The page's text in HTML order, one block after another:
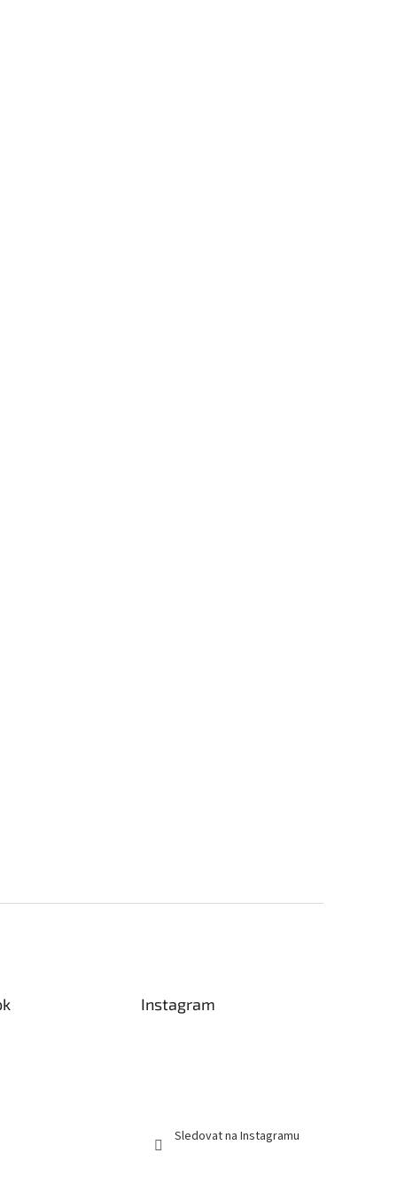
Instagram
Sledovat na Instagramu